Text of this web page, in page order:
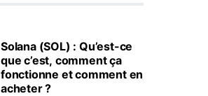
Solana (SOL) : Qu’est-ce
que c’est, comment ça
fonctionne et comment en
acheter ?